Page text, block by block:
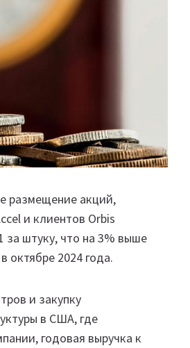
размещение акций,
и клиентов Orbis
за штуку, что на 3% выше
октябре 2024 года.
и закупку
в США, где
годовая выручка к